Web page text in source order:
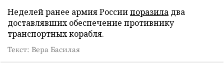
Неделей ранее армия Россиипоразила два
доставлявших обеспечение противнику
транспортных корабля.
Текст: Вера Басилая